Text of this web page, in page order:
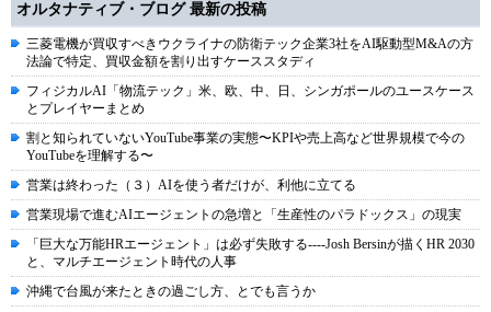
オルタナティブ・ブログ 最新の投稿
三菱電機が買収すべきウクライナの防衛テック企業3社をAI駆動型M&Aの方
法論で特定、買収金額を割り出すケーススタディ
フィジカルAI「物流テック」米、欧、中、日、シンガポールのユースケース
とプレイヤーまとめ
割と知られていないYouTube事業の実態〜KPIや売上高など世界規模で今の
YouTubeを理解する〜
営業は終わった（３）AIを使う者だけが、利他に立てる
営業現場で進むAIエージェントの急増と「生産性のパラドックス」の現実
「巨大な万能HRエージェント」は必ず失敗する----Josh Bersinが描くHR 2030
と、マルチエージェント時代の人事
沖縄で台風が来たときの過ごし方、とでも言うか